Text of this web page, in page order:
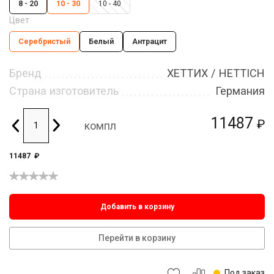
11487 ₽
8 - 20 10 - 30 10 - 40
Цвет
Серебристый Белый Антрацит
Бренд
ХЕТТИХ / HETTICH
Страна изготовитель
Германия
компл
11487 ₽
Добавить в корзину
Перейти в корзину